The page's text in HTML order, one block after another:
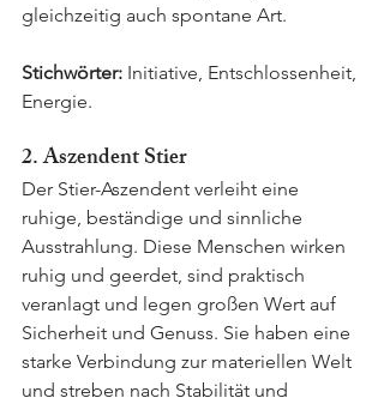
gleichzeitig auch spontane Art.
Stichwörter: Initiative, Entschlossenheit,
Energie.
2. Aszendent Stier
Der Stier-Aszendent verleiht eine
ruhige, beständige und sinnliche
Ausstrahlung. Diese Menschen wirken
ruhig und geerdet, sind praktisch
veranlagt und legen großen Wert auf
Sicherheit und Genuss. Sie haben eine
starke Verbindung zur materiellen Welt
und streben nach Stabilität und